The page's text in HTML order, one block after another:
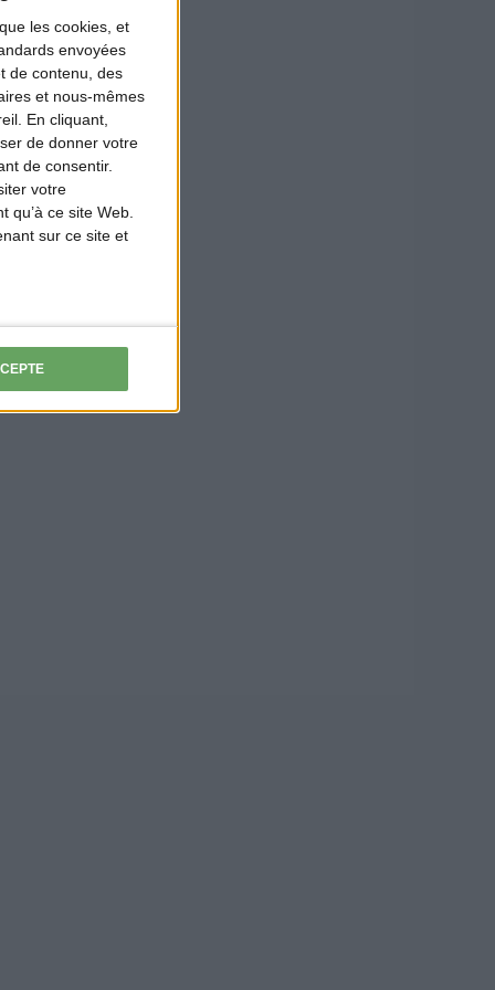
les cookies, et
envoyées
de contenu, des
et nous-mêmes
En cliquant,
de donner votre
de consentir.
votre
ce site Web.
sur ce site et